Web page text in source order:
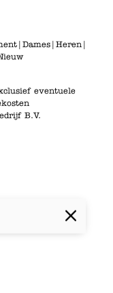
| Dames| Heren|
eventuele
B.V.